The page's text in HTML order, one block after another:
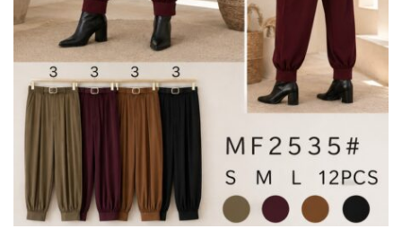
HOGAR
TARJETAS REGALO